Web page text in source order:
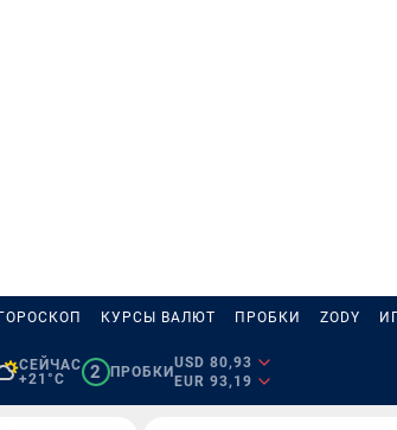
ГОРОСКОП КУРСЫ ВАЛЮТ ПРОБКИ ZODY
СЕЙЧАС
+21°C
2 ПРОБКИ
USD 80,93
EUR 93,19